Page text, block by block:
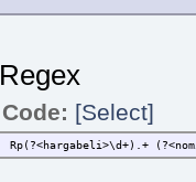
Regex
Code: [Select]
Rp(?<hargabeli>\d+).+